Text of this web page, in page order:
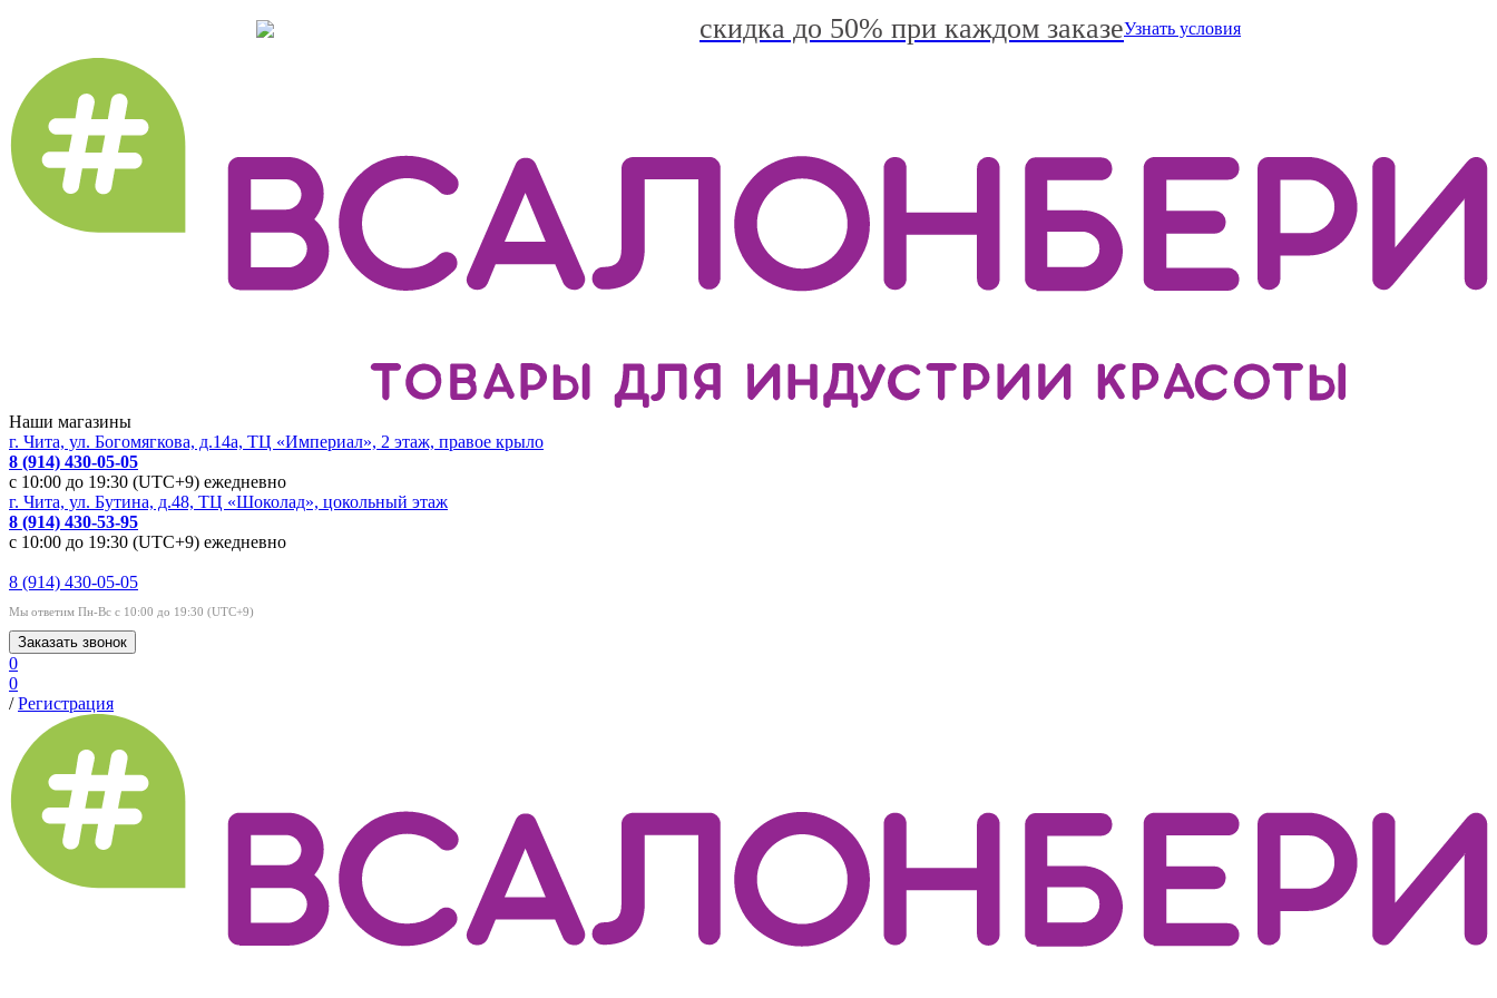
скидка до 50% при каждом заказеУзнать условия
Наши магазины
г. Чита, ул. Богомягкова, д.14а, ТЦ «Империал», 2 этаж, правое крыло
8 (914) 430-05-05
с 10:00 до 19:30 (UTC+9) ежедневно
г. Чита, ул. Бутина, д.48, ТЦ «Шоколад», цокольный этаж
8 (914) 430-53-95
с 10:00 до 19:30 (UTC+9) ежедневно
8 (914) 430-05-05
Мы ответим Пн-Вс с 10:00 до 19:30 (UTC+9)
Заказать звонок
0
0
/ Регистрация